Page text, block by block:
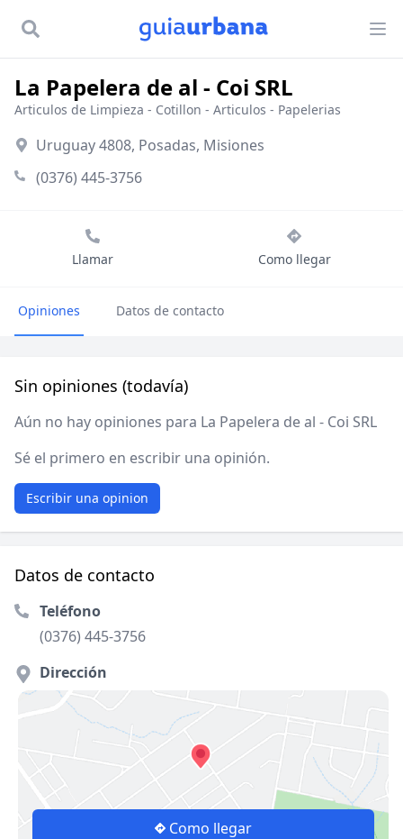
La Papelera de al - Coi SRL
Articulos de Limpieza - Cotillon - Articulos - Papelerias
Uruguay 4808, Posadas, Misiones
(0376) 445-3756
Llamar Como llegar
Opiniones Datos de contacto
Sin opiniones (todavía)
Aún no hay opiniones para La Papelera de al - Coi SRL
Sé el primero en escribir una opinión.
Escribir una opinion
Datos de contacto
Teléfono
(0376) 445-3756
Dirección
Como llegar